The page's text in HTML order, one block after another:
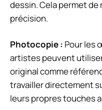
dessin. Cela permet
précision.
Photocopie : Pour les
artistes peuvent
original comme
travailler directement
leurs propres touches